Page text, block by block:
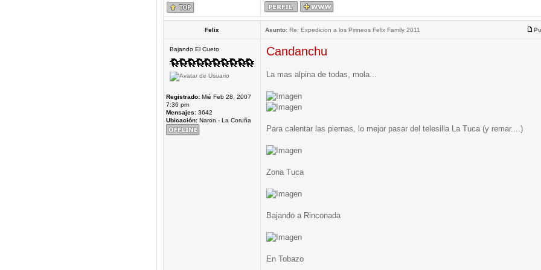
Felix Asunto:Re: Expedicion a los Pirineos Felix Family 2011
Bajando El Cueto
Registrado:Mié Feb 28, 2007
7:36 pm
Mensajes:3642
Ubicación:Naron - La Coruña
Candanchu
La mas alpina de todas, mola...
Para calentar las piernas, lo mejor pasar del telesilla La Tuca (y remar....)
Zona Tuca
Bajando a Rinconada
En Tobazo